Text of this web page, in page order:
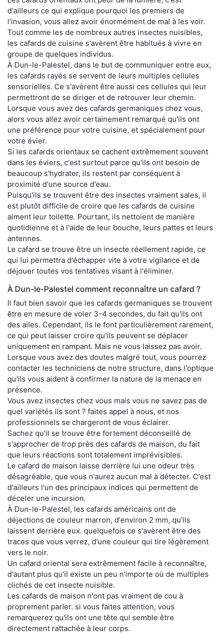
d'ailleurs ce qui explique pourquoi les premiers de
l'invasion, vous allez avoir énormément de mal à les voir.
Tout comme les de nombreux autres insectes nuisibles,
les cafards de cuisine s'avèrent être habitués à vivre en
groupe de quelques individus.
À Dun-le-Palestel, dans le but de communiquer entre eux,
les cafards rayés se servent de leurs multiples cellules
sensorielles. Ce s'avèrent être aussi ces cellules qui leur
permettront de se diriger et de retrouver leur chemin.
Lorsque vous avez des cafards germaniques chez vous,
alors vous allez avoir certainement remarqué qu'ils ont
une préférence pour votre cuisine, et spécialement pour
votre évier.
Si les cafards orientaux se cachent extrêmement souvent
dans les éviers, c'est surtout parce qu'ils ont besoin de
beaucoup s'hydrater, ils restent par conséquent à
proximité d'une source d'eau.
Puisqu'ils se trouvent être des insectes vraiment sales, il
est plutôt difficile de croire que les cafards de cuisine
aiment leur toilette. Pourtant, ils nettoient de manière
quotidienne et à l'aide de leur bouche, leurs pattes et leurs
antennes.
Le cafard se trouve être un insecte réellement rapide, ce
qui lui permettra d'échapper vite à votre vigilance et de
déjouer toutes vos tentatives visant à l'éliminer.
À Dun-le-Palestel comment reconnaître un cafard ?
Il faut bien savoir que les cafards germaniques se trouvent
être en mesure de voler 3-4 secondes, du fait qu'ils ont
des ailes. Cependant, ils le font particulièrement rarement,
ce qui peut laisser croire qu'ils peuvent se déplacer
uniquement en rampant. Mais ne vous laissez pas avoir.
Lorsque vous avez des doutes malgré tout, vous pourrez
contacter les techniciens de notre structure, dans l'optique
qu'ils vous aident à confirmer la nature de la menace en
présence.
Vous avez insectes chez vous mais vous ne savez pas de
quel variétés ils sont ? faites appel à nous, et nos
professionnels se chargeront de vous éclairer.
Sachez qu'il se trouve être fortement déconseillé de
s'approcher de trop près des cafards de maison, du fait
que leurs réactions sont totalement imprévisibles.
Le cafard de maison laisse derrière lui une odeur très
désagréable, que vous n'aurez aucun mal à détecter. C'est
d'ailleurs l'un des principaux indices qui permettent de
déceler une incursion.
À Dun-le-Palestel, les cafards américains ont de
déjections de couleur marron, d'environ 2 mm, qu'ils
laissent derrière eux. quelquefois ce s'avèrent être des
traces que vous verrez, d'une couleur qui tire légèrement
vers le noir.
Un cafard oriental sera extrêmement facile à reconnaître,
d'autant plus qu'il existe un peu n'importe où de multiples
clichés de cet insecte nuisible.
Les cafards de maison n'ont pas vraiment de cou à
proprement parler. si vous faites attention, vous
remarquerez qu'ils ont une tête qui semble être
directement rattachée à leur corps.